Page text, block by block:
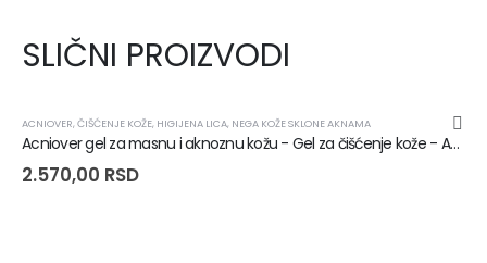
SLIČNI PROIZVODI
ACNIOVER,ČIŠĆENJE KOŽE, HIGIJENA LICA, NEGA KOŽE SKLONE AKNAMA
Acniover gel za masnu i aknoznu kožu - Gel za čišćenje kože - Acniover Purifying Gel - 200ml
2.570,00 RSD